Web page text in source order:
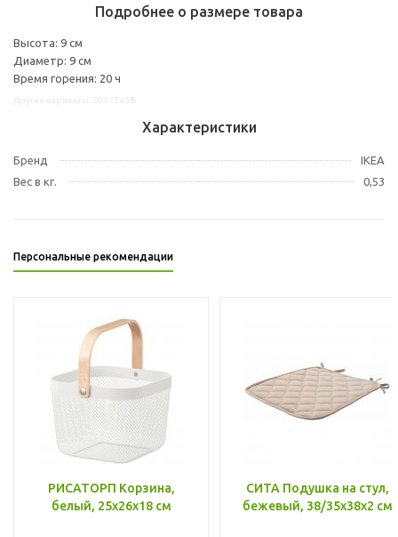
Подробнее о размере товара
Высота: 9 см
Диаметр: 9 см
Время горения: 20 ч
Характеристики
Бренд
IKEA
Вес в кг.
0,53
Персональные рекомендации
РИСАТОРП Корзина,
белый, 25x26x18 см
СИТА Подушка на стул,
бежевый, 38/35x38x2 см